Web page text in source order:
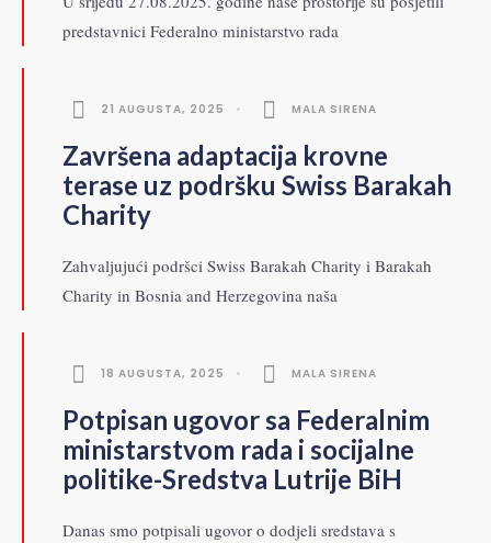
predstavnici Federalno ministarstvo rada
21 AUGUSTA, 2025 • MALA SIRENA
Završena adaptacija krovne
terase uz podršku Swiss Barakah
Charity
Zahvaljujući podršci Swiss Barakah Charity i Barakah
Charity in Bosnia and Herzegovina naša
18 AUGUSTA, 2025 • MALA SIRENA
Potpisan ugovor sa Federalnim
ministarstvom rada i socijalne
politike-Sredstva Lutrije BiH
Danas smo potpisali ugovor o dodjeli sredstava s